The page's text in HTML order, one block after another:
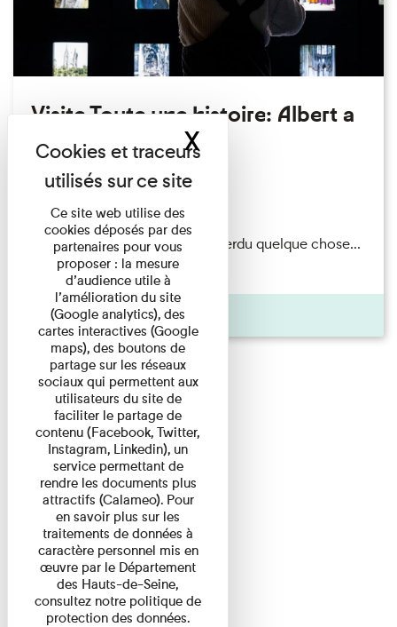
Visite Toute une histoire: Albert a
perdu son chapeau!
Exposition permanente
Du 15/08/2026 au 15/08/2026
Il semblerait qu’Albert Kahn a perdu quelque chose...
Accompagnés d’une ...
Agenda
Ce site web utilise des
cookies déposés par des
partenaires pour vous
proposer : la mesure
d’audience utile à
l’amélioration du site
(Google analytics), des
cartes interactives (Google
maps), des boutons de
partage sur les réseaux
sociaux qui permettent aux
utilisateurs du site de
faciliter le partage de
contenu (Facebook, Twitter,
Instagram, Linkedin), un
service permettant de
rendre les documents plus
attractifs (Calameo). Pour
en savoir plus sur les
traitements de données à
caractère personnel mis en
œuvre par le Département
des Hauts-de-Seine,
consultez notre politique de
protection des données.
XMasquer le